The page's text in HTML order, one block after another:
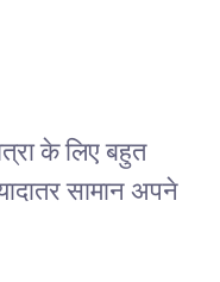
के लिए बहुत
सामान अपने